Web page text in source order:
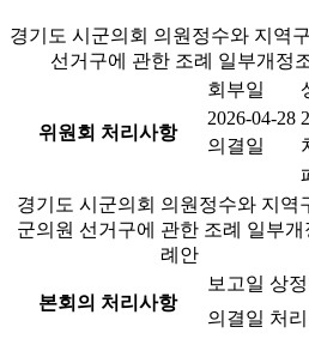
경기도 시군의회 의원정수와 지역
선거구에 관한 조례 일부개정
위원회 처리사항
회부일
2026-04-28
의결일
경기도 시군의회 의원정수와 지역
군의원 선거구에 관한 조례 일부개
례안
본회의 처리사항
보고일 상
의결일 처